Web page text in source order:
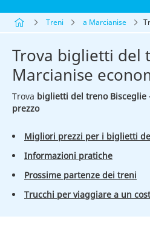
Treni a Marcianise
Trova biglietti del
Marcianise
Trova biglietti del treno
prezzo
Migliori prezzi per i biglietti
Informazioni pratiche
Prossime partenze dei treni
Trucchi per viaggiare a un